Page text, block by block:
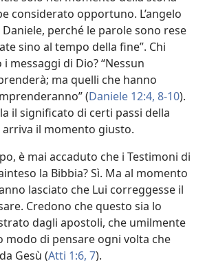
considerato opportuno. L’angelo
Daniele, perché le parole sono rese
sino al tempo della fine”. Chi
messaggi di Dio? “Nessun
ma quelli che hanno
(Daniele 12:4, 8-10).
il significato di certi passi della
il momento giusto.
è mai accaduto che i Testimoni di
la Bibbia? Sì. Ma al momento
lasciato che Lui correggesse il
Credono che questo sia lo
dagli apostoli, che umilmente
modo di pensare ogni volta che
Gesù (Atti 1:6, 7).